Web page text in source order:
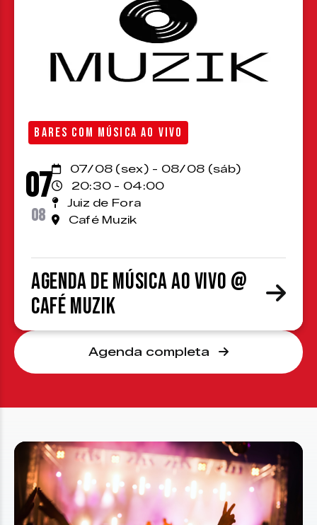
BARES COM MÚSICA AO VIVO
07
08
07/08 (sex) - 08/08 (sáb)
20:30 - 04:00
Juiz de Fora
Café Muzik
Agenda de Música ao Vivo @
Café Muzik
Agenda completa